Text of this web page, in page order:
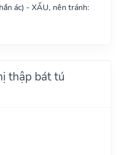
ác) - XẤU, nên tránh:
thập bát tú